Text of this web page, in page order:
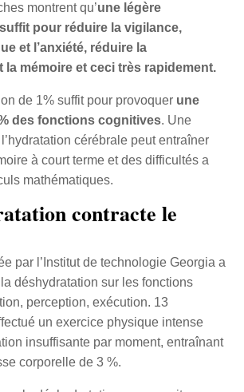
montrent qu’une légère
pour réduire la vigilance,
et l’anxiété, réduire la
la mémoire et ceci très rapidement.
de 1% suffit pour provoquer une
des fonctions cognitives. Une
cérébrale peut entraîner
à court terme et des difficultés a
mathématiques.
contracte le
par l’Institut de technologie Georgia a
déshydratation sur les fonctions
perception, exécution. 13
un exercice physique intense
insuffisante par moment, entraînant
corporelle de 3 %.